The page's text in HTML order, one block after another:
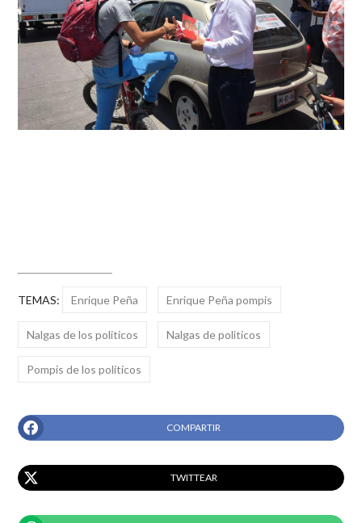
TEMAS: Enrique Peña Enrique Peña pompis
Nalgas de los politicos Nalgas de politicos
Pompis de los politicos
COMPARTIR
TWITTEAR